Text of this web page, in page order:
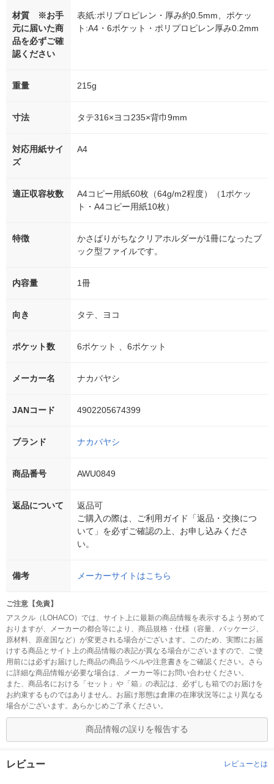
材質 ※お手
元に届いた商
品を必ずご確
認ください
表紙:ポリプロピレン・厚み約0.5mm、ポケッ
ト:A4・6ポケット・ポリプロピレン厚み0.2mm
重量 215g
寸法 タテ316×ヨコ235×背巾9mm
対応用紙サイ
ズ
A4
適正収容枚数
A4コピー用紙60枚（64g/m2程度）（1ポケッ
ト・A4コピー用紙10枚）
特徴
かさばりがちなクリアホルダーが1冊になったブ
ック型ファイルです。
内容量 1冊
向き タテ、ヨコ
ポケット数 6ポケット 、6ポケット
メーカー名 ナカバヤシ
JANコード 4902205674399
ブランド ナカバヤシ
商品番号 AWU0849
返品について
返品可
ご購入の際は、ご利用ガイド「返品・交換につ
いて」を必ずご確認の上、お申し込みくださ
い。
備考 メーカーサイトはこちら
ご注意【免責】
アスクル（LOHACO）では、サイト上に最新の商品情報を表示するよう努めて
おりますが、メーカーの都合等により、商品規格・仕様（容量、パッケージ、
原材料、原産国など）が変更される場合がございます。このため、実際にお届
けする商品とサイト上の商品情報の表記が異なる場合がございますので、ご使
用前には必ずお届けした商品の商品ラベルや注意書きをご確認ください。さら
に詳細な商品情報が必要な場合は、メーカー等にお問い合わせください。
また、商品名における「セット」や「箱」の表記は、必ずしも箱でのお届けを
お約束するものではありません。お届け形態は倉庫の在庫状況等により異なる
場合がございます。あらかじめご了承ください。
商品情報の誤りを報告する
レビュー レビューとは